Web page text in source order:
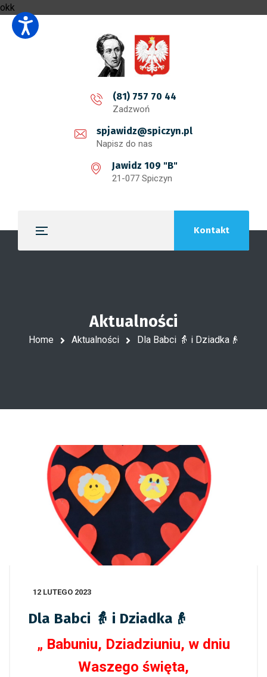
okk
(81) 757 70 44
Zadzwoń
spjawidz@spiczyn.pl
Napisz do nas
Jawidz 109 "B"
21-077 Spiczyn
Kontakt
Aktualności
Home Aktualności Dla Babci 👵 i Dziadka👴
12 LUTEGO 2023
Dla Babci 👵 i Dziadka👴
„ Babuniu, Dziadziuniu, w dniu
Waszego święta,